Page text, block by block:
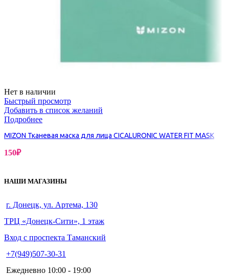
Нет в наличии
Быстрый просмотр
Добавить в список желаний
Подробнее
MIZON Тканевая маска для лица CICALURONIC WATER FIT MASK
150₽
НАШИ МАГАЗИНЫ
г. Донецк, ул. Артема, 130
ТРЦ «Донецк-Сити», 1 этаж
Вход с проспекта Таманский
+7(949)507-30-31
Ежедневно 10:00 - 19:00